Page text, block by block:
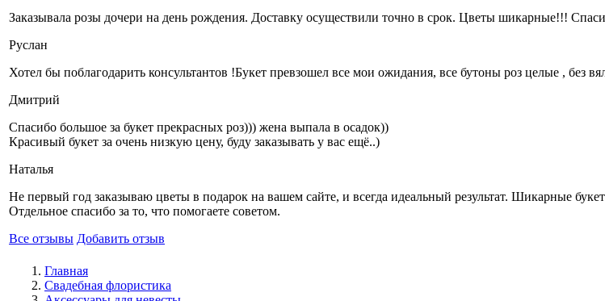
Заказывала розы дочери на день рождения. Доставку осуществили точно в срок. Цветы шикарные!!!
Руслан
Хотел бы поблагодарить консультантов !Букет превзошел все мои ожидания, все бутоны роз целые , без
Дмитрий
Спасибо большое за букет прекрасных роз))) жена выпала в осадок))
Красивый букет за очень низкую цену, буду заказывать у вас ещё..)
Наталья
Не первый год заказываю цветы в подарок на вашем сайте, и всегда идеальный результат. Шикарные
Отдельное спасибо за то, что помогаете советом.
Все отзывы Добавить отзыв
Главная
Свадебная флористика